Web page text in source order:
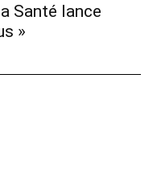
Santé lance
»